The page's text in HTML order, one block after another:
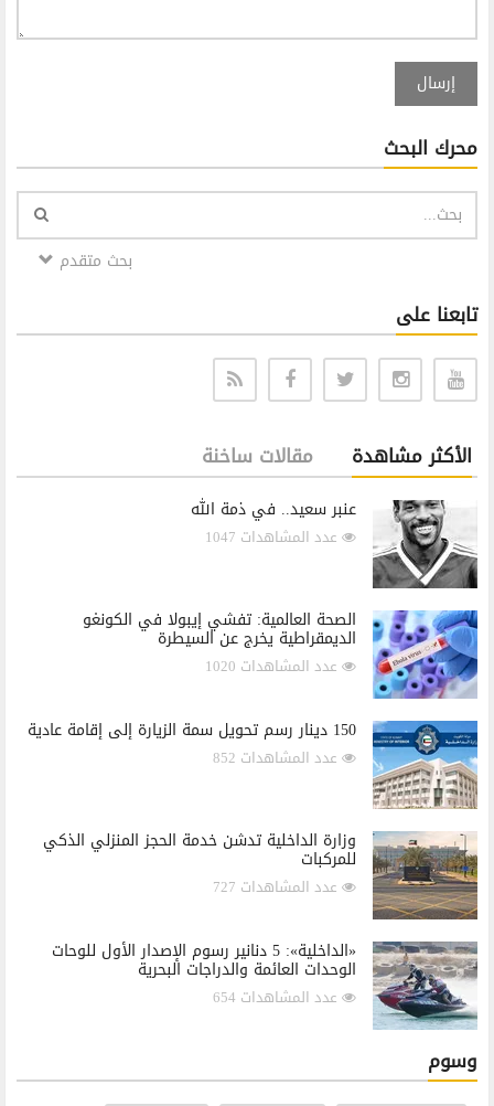
إرسال
محرك البحث
بحث متقدم
تابعنا على
الأكثر مشاهدة مقالات ساخنة
عنبر سعيد.. في ذمة الله
عدد المشاهدات 1047
الصحة العالمية: تفشي إيبولا في الكونغو
الديمقراطية يخرج عن السيطرة
عدد المشاهدات 1020
150 دينار رسم تحويل سمة الزيارة إلى إقامة عادية
عدد المشاهدات 852
وزارة الداخلية تدشن خدمة الحجز المنزلي الذكي
للمركبات
عدد المشاهدات 727
«الداخلية»: 5 دنانير رسوم الإصدار الأول للوحات
الوحدات العائمة والدراجات البحرية
عدد المشاهدات 654
وسوم